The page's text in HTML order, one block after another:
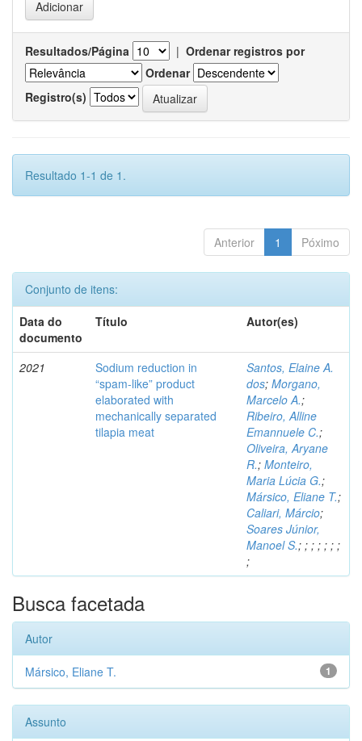
Resultados/Página | Ordenar registros por
Ordenar
Registro(s)
Resultado 1-1 de 1.
Anterior 1 Póximo
Conjunto de itens:
Data do
documento
Título Autor(es)
2021
Sodium reduction in
“spam-like” product
elaborated with
mechanically separated
tilapia meat
Santos, Elaine A.
dos; Morgano,
Marcelo A.;
Ribeiro, Alline
Emannuele C.;
Oliveira, Aryane
R.; Monteiro,
Maria Lúcia G.;
Mársico, Eliane T.;
Caliari, Márcio;
Soares Júnior,
Manoel S.; ; ; ; ; ; ;
;
Busca facetada
Autor
1
Mársico, Eliane T.
Assunto